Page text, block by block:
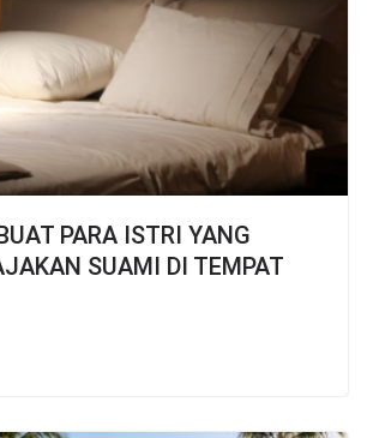
PARA ISTRI YANG
SUAMI DI TEMPAT